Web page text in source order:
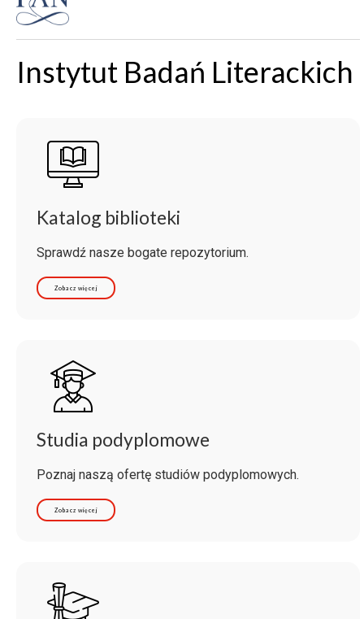
Instytut Badań Literackich
Katalog biblioteki
Sprawdź nasze bogate repozytorium.
Zobacz więcej
Studia podyplomowe
Poznaj naszą ofertę studiów podyplomowych.
Zobacz więcej